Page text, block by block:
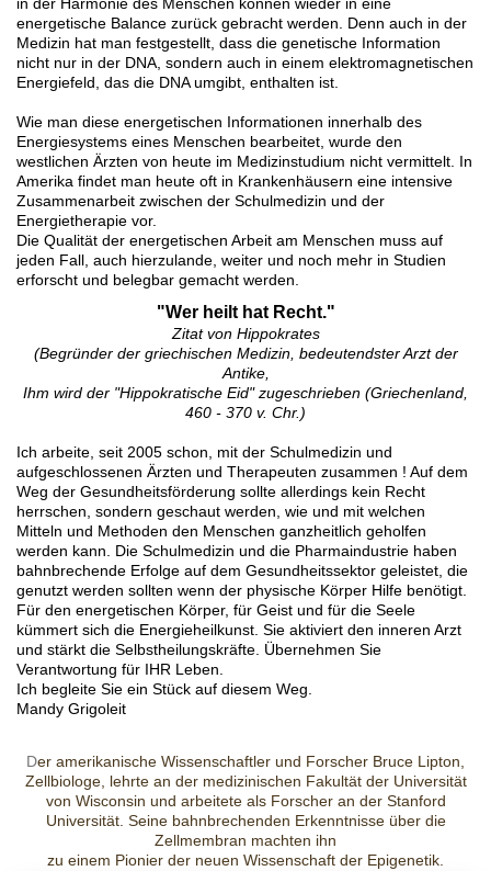
energetische Balance zurück gebracht werden. Denn auch in der
Medizin hat man festgestellt, dass die genetische Information
nicht nur in der DNA, sondern auch in einem elektromagnetischen
Energiefeld, das die DNA umgibt, enthalten ist.
Wie man diese energetischen Informationen innerhalb des
Energiesystems eines Menschen bearbeitet, wurde den
westlichen Ärzten von heute im Medizinstudium nicht vermittelt. In
Amerika findet man heute oft in Krankenhäusern eine intensive
Zusammenarbeit zwischen der Schulmedizin und der
Energietherapie vor.
Die Qualität der energetischen Arbeit am Menschen muss auf
jeden Fall, auch hierzulande, weiter und noch mehr in Studien
erforscht und belegbar gemacht werden.
"Wer heilt hat Recht."
Zitat von Hippokrates
(Begründer der griechischen Medizin, bedeutendster Arzt der
Antike,
Ihm wird der "Hippokratische Eid" zugeschrieben (Griechenland,
460 - 370 v. Chr.)
Ich arbeite, seit 2005 schon, mit der Schulmedizin und
aufgeschlossenen Ärzten und Therapeuten zusammen ! Auf dem
Weg der Gesundheitsförderung sollte allerdings kein Recht
herrschen, sondern geschaut werden, wie und mit welchen
Mitteln und Methoden den Menschen ganzheitlich geholfen
werden kann. Die Schulmedizin und die Pharmaindustrie haben
bahnbrechende Erfolge auf dem Gesundheitssektor geleistet, die
genutzt werden sollten wenn der physische Körper Hilfe benötigt.
Für den energetischen Körper, für Geist und für die Seele
kümmert sich die Energieheilkunst. Sie aktiviert den inneren Arzt
und stärkt die Selbstheilungskräfte. Übernehmen Sie
Verantwortung für IHR Leben.
Ich begleite Sie ein Stück auf diesem Weg.
Mandy Grigoleit
Der amerikanische Wissenschaftler und Forscher Bruce Lipton,
Zellbiologe, lehrte an der medizinischen Fakultät der Universität
von Wisconsin und arbeitete als Forscher an der Stanford
Universität. Seine bahnbrechenden Erkenntnisse über die
Zellmembran machten ihn
zu einem Pionier der neuen Wissenschaft der Epigenetik.